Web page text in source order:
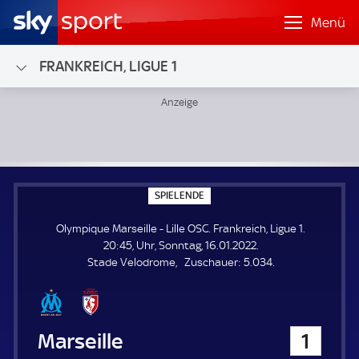
Menü
FRANKREICH, LIGUE 1
SPIELENDE
P
E
L
E
N
Olympique Marseille - Lille OSC. Frankreich, Ligue 1.
20:45, Uhr, Sonntag, 16.01.2022.
Stade Velodrome
Zuschauer: Z
5.034.
Olympique Marseille 1